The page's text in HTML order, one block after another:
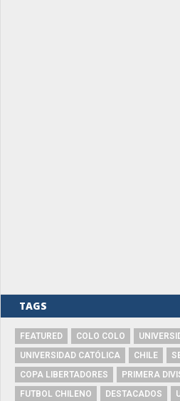
TAGS
FEATURED COLO COLO
UNIVERSIDAD CATÓLICA
CHILE
COPA LIBERTADORES
PRIMERA
FUTBOL CHILENO
DESTACADOS